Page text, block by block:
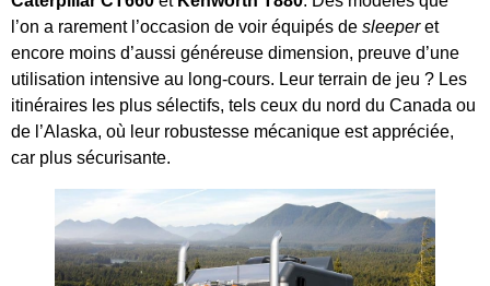
l’on a rarement l’occasion de voir équipés de sleeperet
encore moins d’aussi généreuse dimension, preuve d’une
utilisation intensive au long-cours. Leur terrain de jeu ? Les
itinéraires les plus sélectifs, tels ceux du nord du Canada ou
de l’Alaska, où leur robustesse mécanique est appréciée,
car plus sécurisante.